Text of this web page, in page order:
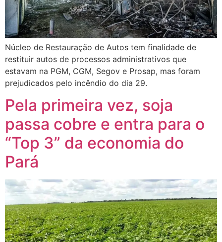
Núcleo de Restauração de Autos tem finalidade de
restituir autos de processos administrativos que
estavam na PGM, CGM, Segov e Prosap, mas foram
prejudicados pelo incêndio do dia 29.
Pela primeira vez, soja
passa cobre e entra para o
“Top 3” da economia do
Pará